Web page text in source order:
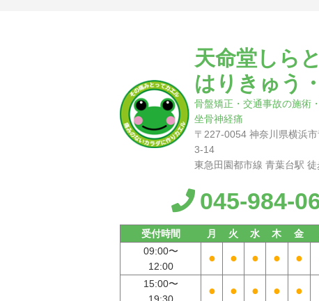
天命堂しら
はりきゅう
骨盤矯正・交通事故の施術
坐骨神経痛
〒227-0054 神奈川県横浜
3-14
東急田園都市線 青葉台駅 徒
045-984-
受付時間 月 火 水 木 金
09:00〜
12:00
● ● ● ● ●
15:00〜
● ● ● ● ●